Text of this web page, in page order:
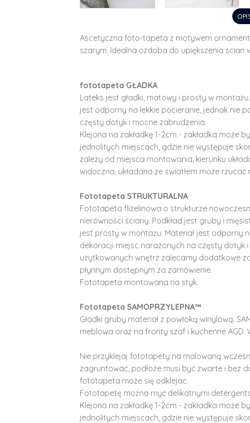
Ascetyczna foto-tapeta z motywem
szarym. Idealna ozdoba do upiększenia ścian
fototapeta GŁADKA
Lateks jest gładki, matowy i prosty w
jest odporny na lekkie pocieranie, jednak nie
częsty dotyk i mocne zabrudzenia.
Klejona na zakładkę 1-2cm - zakładka może
jednolitych miejscach, gdzie nie występuje
zależy od miejsca montowania, kierunku
widoczna, układana ze światłem może rzucać
Fototapeta STRUKTURALNA
Fototapeta flizelinowa o strukturze
nierówności ściany. Podkład jest gruby i
jest prosty w montażu. Materiał jest odporny
dekoracji miejsc narażonych na częsty dotyk
użytkowanych wnętrz zalecamy dodatkowe
płynnym dostępnym za zamówienie.
Fototapeta montowana na styk.
Fototapeta SAMOPRZYLEPNA™
Gładki gruby materiał z powłoką winylową.
meblowa oraz na fronty szaf i kuchenne
Nie przyklejaj fototapety na malowaną
zagruntować, podłoże musi być zwarte i bez
fototapeta może się odklejać.
Fototapetę można myć delikatnymi
Klejona na zakładkę 1-2cm - zakładka może
jednolitych miejscach, gdzie nie występuje